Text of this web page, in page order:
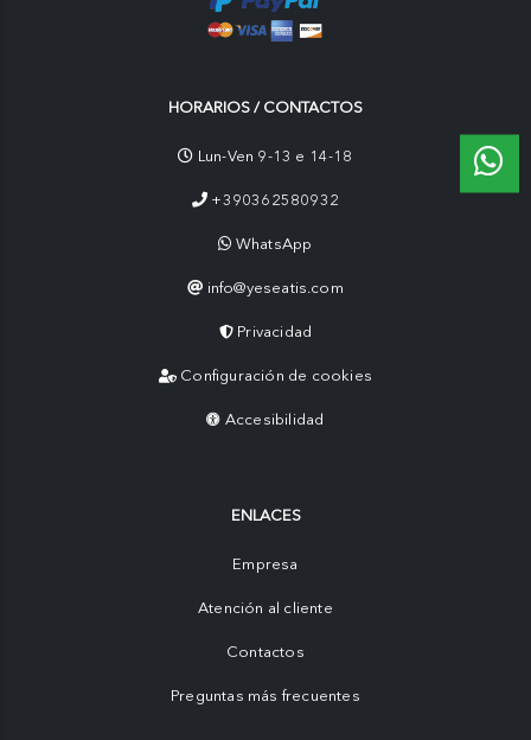
HORARIOS / CONTACTOS
Lun-Ven 9-13 e 14-18
+390362580932
WhatsApp
info@yeseatis.com
Privacidad
Configuración de cookies
Accesibilidad
ENLACES
Empresa
Atención al cliente
Contactos
Preguntas más frecuentes